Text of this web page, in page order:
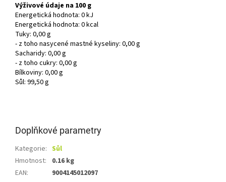
Výživové údaje na 100 g
Energetická hodnota: 0 kJ
Energetická hodnota: 0 kcal
Tuky: 0,00 g
- z toho nasycené mastné kyseliny: 0,00 g
Sacharidy: 0,00 g
- z toho cukry: 0,00 g
Bílkoviny: 0,00 g
Sůl: 99,50 g
Doplňkové parametry
Kategorie: Sůl
Hmotnost:
0.16 kg
EAN: 9004145012097